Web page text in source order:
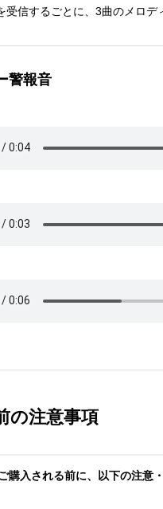
受信するごとに、3曲のメロ
警報音
の注意事項
購入される前に、以下の注意